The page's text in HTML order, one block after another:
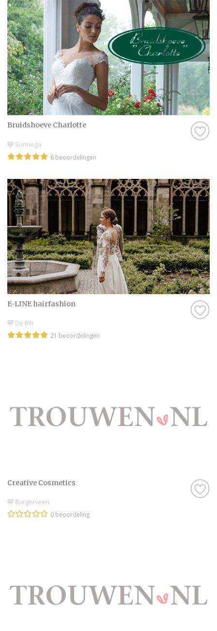
Bruidshoeve Charlotte
Sonnega
6 beoordelingen
E-LINE hairfashion
De Bilt
21 beoordelingen
Creative Cosmetics
Burgerveen
0 beoordeling